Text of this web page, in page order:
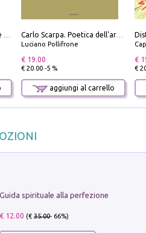
Luciano Pollifrone
€ 19.00
€ 20.00 -5 %
aggiungi al carrello
€
€
Guida spirituale alla perfezione
€ 12.00 (€35.00- 66%)